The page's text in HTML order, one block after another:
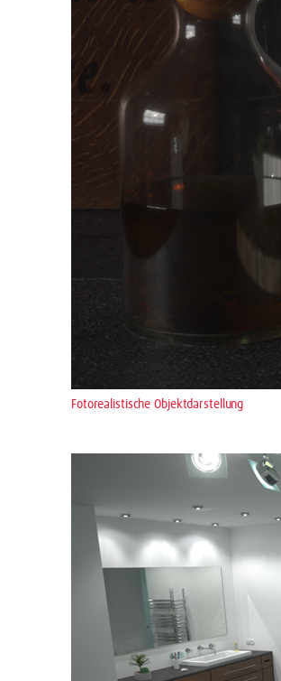
Fotorealistische Objektdarstellung